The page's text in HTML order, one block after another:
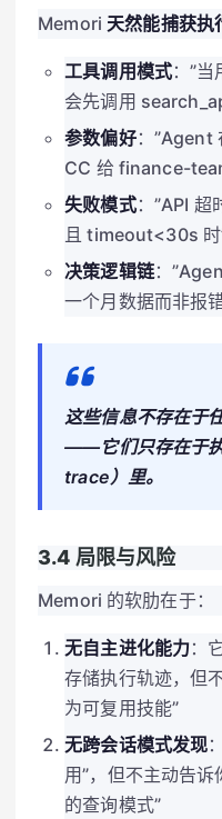
Memori 天然能捕获执
工具调用模式：”
会先调用
参数偏好：”Agent
CC 给 finance-
失败模式：”API 超
且 timeout<30s 时
决策逻辑链：
一个月数据而非报
这些信息不存在于
——它们只存在于
trace）里。
3.4 局限与风险
Memori 的软肋在于：
无自主进化能力：
存储执行轨迹，但
为可复用技能”
无跨会话模式发现
用”，但不主动告
的查询模式”